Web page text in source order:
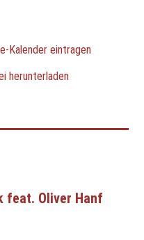
Kalender eintragen
herunterladen
feat. Oliver Hanf